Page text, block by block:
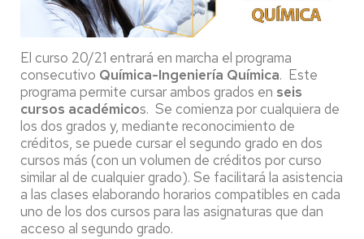
El curso 20/21 entrará en marcha el programa
consecutivo Química-Ingeniería Química. Este
programa permite cursar ambos grados en seis
cursos académicos. Se comienza por cualquiera de
los dos grados y, mediante reconocimiento de
créditos, se puede cursar el segundo grado en dos
cursos más (con un volumen de créditos por curso
similar al de cualquier grado). Se facilitará la asistencia
a las clases elaborando horarios compatibles en cada
uno de los dos cursos para las asignaturas que dan
acceso al segundo grado.